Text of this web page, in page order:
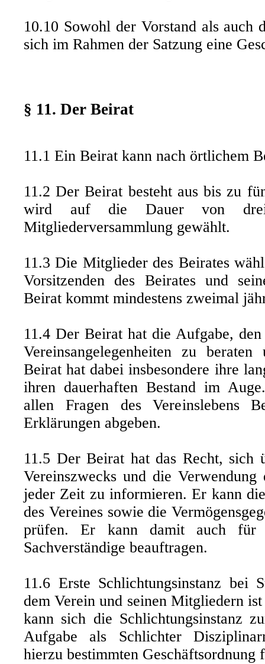
10.10 Sowohl der Vorstand als auch
sich im Rahmen der Satzung eine
§ 11. Der Beirat
11.1 Ein Beirat kann nach örtlichem
11.2 Der Beirat besteht aus bis zu
wird auf die Dauer von
Mitgliederversammlung gewählt.
11.3 Die Mitglieder des Beirates
Vorsitzenden des Beirates und
Beirat kommt mindestens zweimal
11.4 Der Beirat hat die Aufgabe,
Vereinsangelegenheiten zu
Beirat hat dabei insbesondere ihre
ihren dauerhaften Bestand im
allen Fragen des Vereinslebens
Erklärungen abgeben.
11.5 Der Beirat hat das Recht, sich
Vereinszwecks und die Verwendung
jeder Zeit zu informieren. Er kann
des Vereines sowie die
prüfen. Er kann damit auch für
Sachverständige beauftragen.
11.6 Erste Schlichtungsinstanz bei
dem Verein und seinen Mitgliedern
kann sich die Schlichtungsinstanz
Aufgabe als Schlichter
hierzu bestimmten Geschäftsordnung